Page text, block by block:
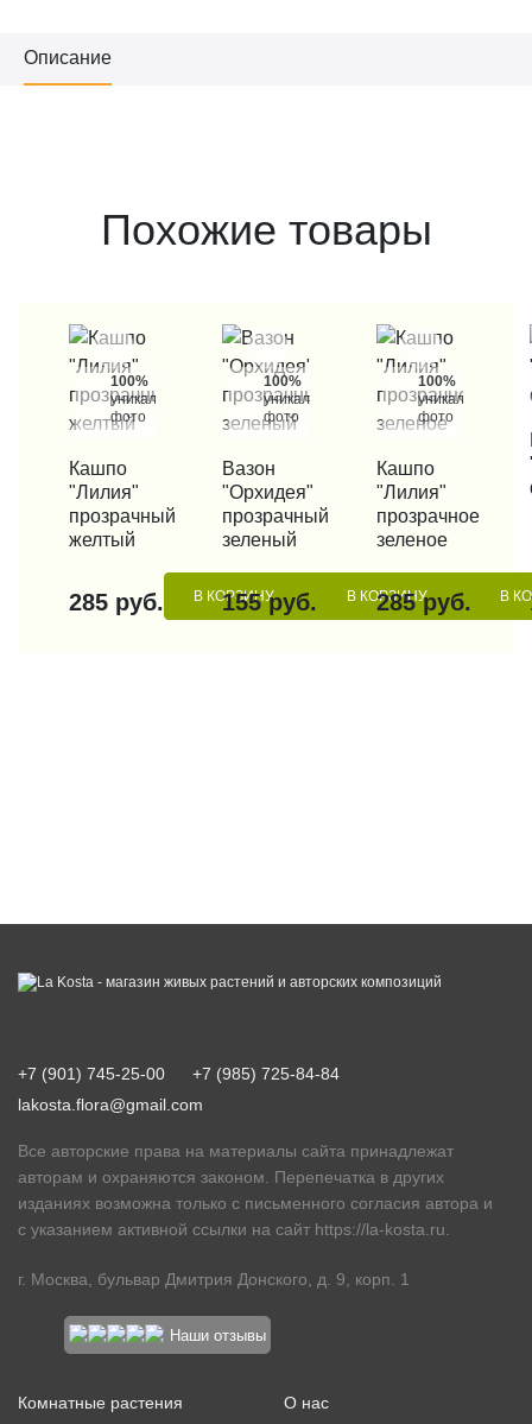
Описание
Похожие товары
100%
уникальные
фото
КУПИТЬ В 1 КЛИК
Кашпо
"Лилия"
прозрачный
желтый
285 руб. В КОРЗИНУ
100%
уникальные
фото
КУПИТЬ В 1 КЛИК
Вазон
"Орхидея"
прозрачный
зеленый
155 руб. В КОРЗИНУ
100%
уникальные
фото
КУПИТЬ В 1 КЛИК
Кашпо
"Лилия"
прозрачное
зеленое
285 руб. В
+7 (901) 745-25-00
+7 (985) 725-84-84
lakosta.flora@gmail.com
Все авторские права на материалы сайта принадлежат
авторам и охраняются законом. Перепечатка в других
изданиях возможна только с письменного согласия автора и
с указанием активной ссылки на сайт https://la-kosta.ru
г. Москва, бульвар Дмитрия Донского, д. 9, корп. 1
Наши отзывы
Комнатные растения О нас